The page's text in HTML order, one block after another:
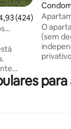
de uma
(424)
O
(sem
mar,
na
metros